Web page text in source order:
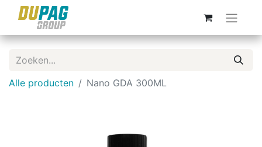
Alle producten Nano GDA 300ML